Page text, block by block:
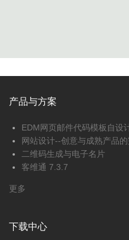
产品与方案
EDM网页邮件代码模板自设
网站设计--创意与成熟产品
二维码生成与电子名片
客维通 7.3.7
更多
下载中心